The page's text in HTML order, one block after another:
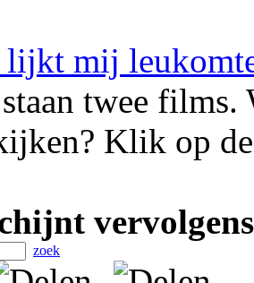
lijkt mij
twee
Klik op
zoek